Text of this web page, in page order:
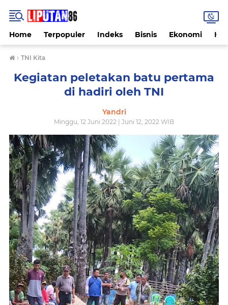
Home Terpopuler Indeks Bisnis Ekonomi
› TNI Kita
Kegiatan peletakan batu pertama
di hadiri oleh TNI
Yandri
Minggu, 12 Juni 2022 | Juni 12, 2022 WIB